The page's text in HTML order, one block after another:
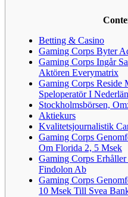
Betting & Casino
Gaming Corps Byter
Gaming Corps Ingår
Aktören Everymatrix
Gaming Corps Reside
Speloperatör I
Stockholmsbörsen,
Aktiekurs
Kvalitetsjournalistik
Gaming Corps
Om Florida 2, 5 Msek
Gaming Corps
Findolon Ab
Gaming Corps
10 Msek Till Svea